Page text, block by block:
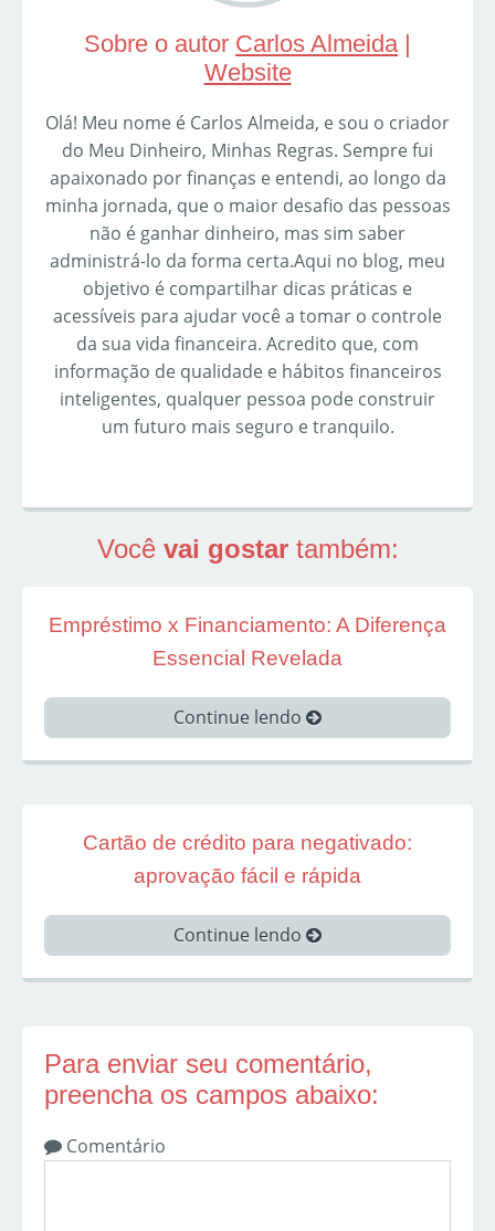
Sobre o autor Carlos Almeida|
Website
Olá! Meu nome é Carlos Almeida, e sou o criador
do Meu Dinheiro, Minhas Regras. Sempre fui
apaixonado por finanças e entendi, ao longo da
minha jornada, que o maior desafio das pessoas
não é ganhar dinheiro, mas sim saber
administrá-lo da forma certa.Aqui no blog, meu
objetivo é compartilhar dicas práticas e
acessíveis para ajudar você a tomar o controle
da sua vida financeira. Acredito que, com
informação de qualidade e hábitos financeiros
inteligentes, qualquer pessoa pode construir
um futuro mais seguro e tranquilo.
Você vai gostartambém:
Empréstimo x Financiamento: A Diferença
Essencial Revelada
Continue lendo
Cartão de crédito para negativado:
aprovação fácil e rápida
Continue lendo
Para enviar seu comentário,
preencha os campos abaixo:
Comentário